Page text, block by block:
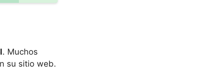
. Muchos
su sitio web.